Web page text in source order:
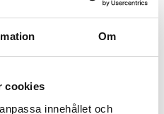
Om
cookies
innehållet och
på
20 år i tjänst – nu